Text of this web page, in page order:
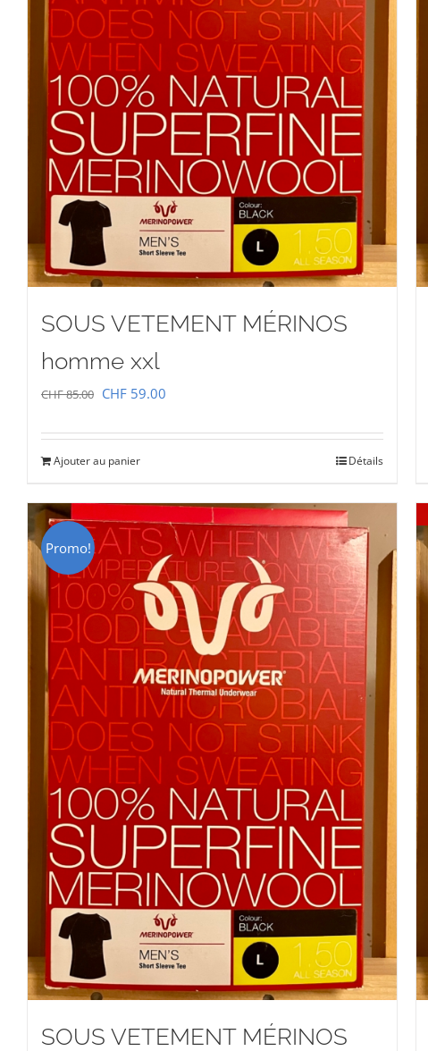
SOUS VETEMENT MÉRINOS
homme xxl
CHF85.00 Le
était :
CHF 85.00.
CHF 59.00
CHF 59.00.
Ajouter au panier Détails
Promo!
SOUS VETEMENT MÉRINOS